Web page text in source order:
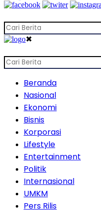
✖
Beranda
Nasional
Ekonomi
Bisnis
Korporasi
Lifestyle
Entertainment
Politik
Internasional
UMKM
Pers Rilis